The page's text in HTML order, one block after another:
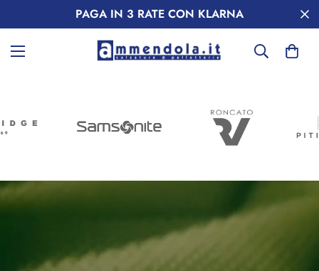
PAGA IN 3 RATE CON KLARNA